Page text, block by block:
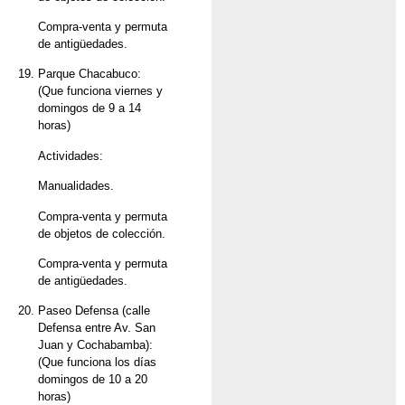
Compra-venta y permuta
de antigüedades.
Parque Chacabuco:
(Que funciona viernes y
domingos de 9 a 14
horas)
Actividades:
Manualidades.
Compra-venta y permuta
de objetos de colección.
Compra-venta y permuta
de antigüedades.
Paseo Defensa (calle
Defensa entre Av. San
Juan y Cochabamba):
(Que funciona los días
domingos de 10 a 20
horas)